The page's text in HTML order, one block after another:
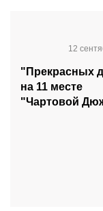
12
"Прекрасных
на 11 месте
"Чартовой